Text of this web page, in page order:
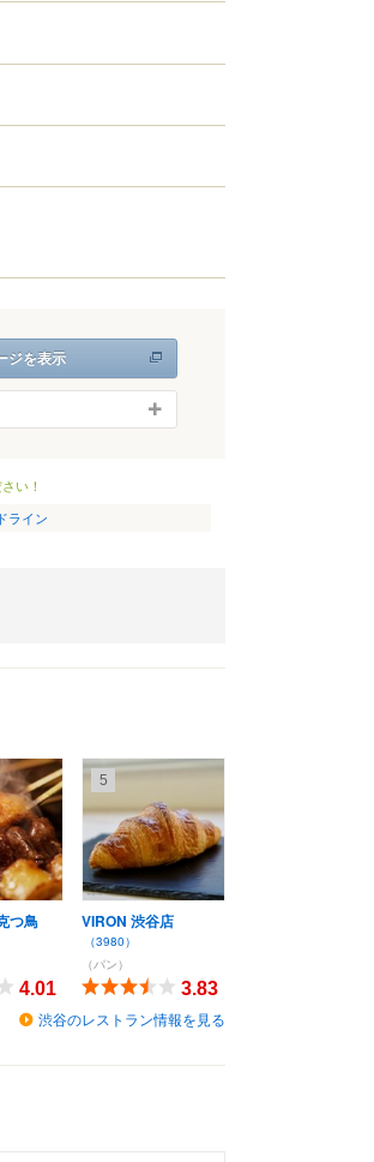
ジを表示
い！
ライン
つ鳥
4.01
5
VIRON 渋谷店
（3980）
（パン）
3.83
渋谷のレストラン情報を見る